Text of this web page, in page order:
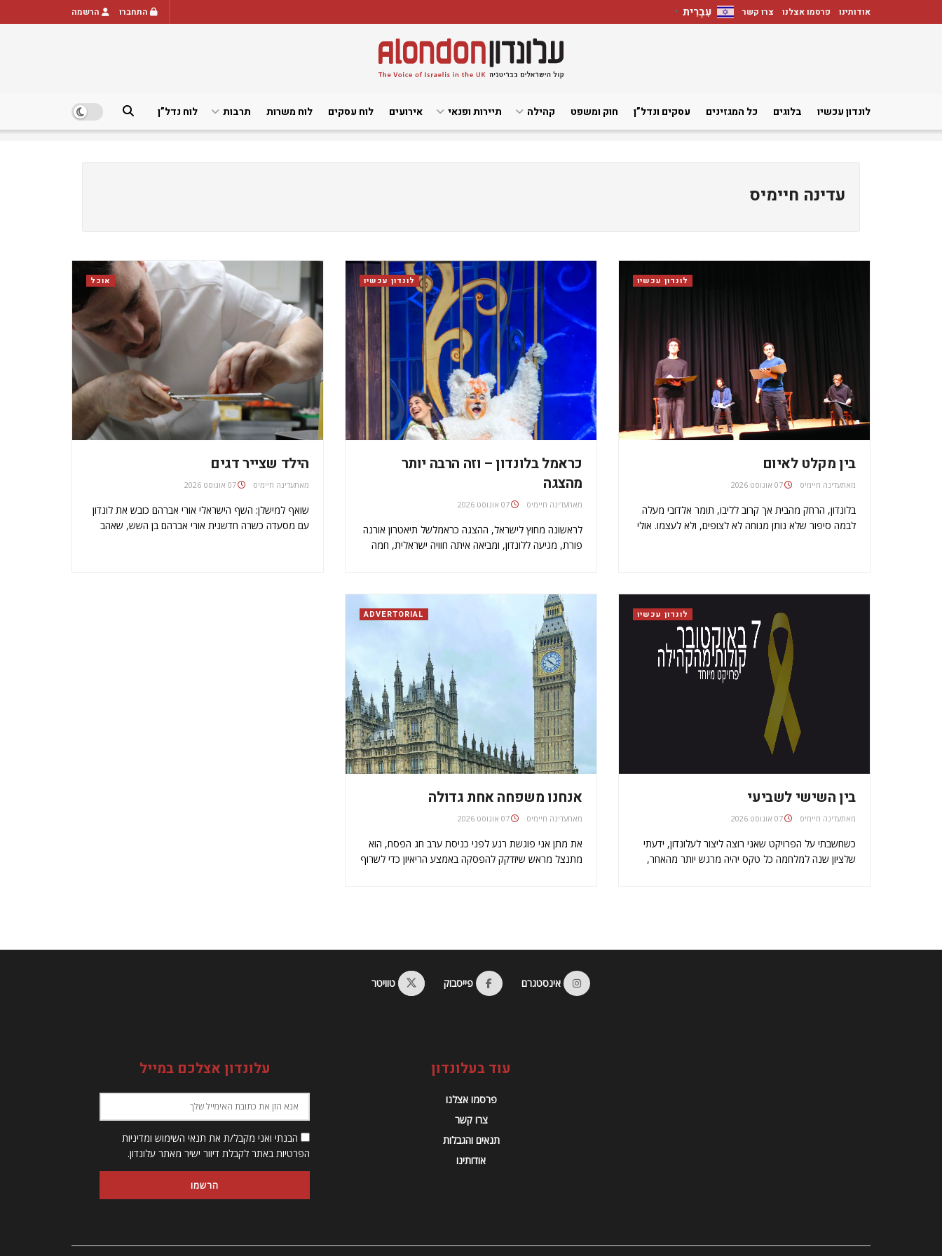
אודותינו פרסמו אצלנו צרו קשר עִבְרִית ▼ התחברו הרשמה
לונדון עכשיו בלוגים כל המגזינים עסקים ונדל”ן חוק ומשפט קהילה תיירות ופנאי אירועים לוח עסקים לוח משרות תרבות לוח נדל”ן
עדינה חיימיס
לונדון עכשיו
בין מקלט לאיום
מאתעדינה חיימיס 07 אוגוסט 2026
בלונדון, הרחק מהבית אך קרוב לליבו, תומר אלדובי מעלה
לבמה סיפור שלא נותן מנוחה לא לצופים, ולא לעצמו. אולי
לונדון עכשיו
כראמל בלונדון – וזה הרבה יותר
מהצגה
מאתעדינה חיימיס 07 אוגוסט 2026
לראשונה מחוץ לישראל, ההצגה כראמלשל תיאטרון אורנה
פורת, מגיעה ללונדון, ומביאה איתה חוויה ישראלית, חמה
נראתה: 10 ספרים, שש עונות של סדרת טלוויזיה…
אוכל
הילד שצייר דגים
מאתעדינה חיימיס 07 אוגוסט 2026
שואף למישלן: השף הישראלי אורי אברהם כובש את לונדון
עם מסעדה כשרה חדשנית אורי אברהם בן השש, שאהב
לונדון עכשיו
בין השישי לשביעי
מאתעדינה חיימיס 07 אוגוסט 2026
כשחשבתי על הפרויקט שאני רוצה ליצור לעלונדון, ידעתי
שלציון שנה למלחמה כל טקס יהיה מרגש יותר מהאחר,
ADVERTORIAL
אנחנו משפחה אחת גדולה
מאתעדינה חיימיס 07 אוגוסט 2026
את מתן אני פוגשת רגע לפני כניסת ערב חג הפסח, הוא
מתנצל מראש שיזדקק להפסקה באמצע הריאיון כדי לשרוף
אינסטגרם פייסבוק טוויטר
עוד בעלונדון
פרסמו אצלנו
צרו קשר
תנאים והגבלות
אודותינו
עלונדון אצלכם במייל
הבנתי ואני מקבל/ת את תנאי השימוש ומדיניות
הפרטיות באתר לקבלת דיוור ישיר מאתר עלונדון.